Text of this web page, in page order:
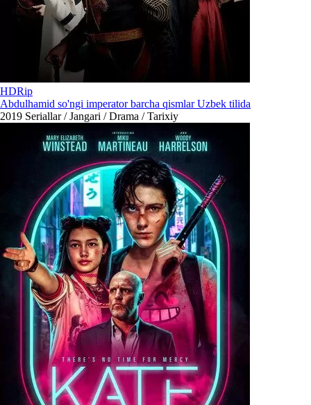
HDRip
Abdulhamid so'ngi imperator barcha qismlar Uzbek tilida
2019 Seriallar / Jangari / Drama / Tarixiy